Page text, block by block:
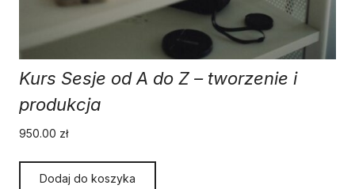
Kurs Sesje od A do Z – tworzenie i
produkcja
950.00 zł
Dodaj do koszyka